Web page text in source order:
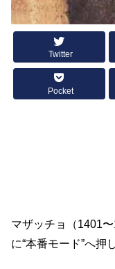
Twitter
Pocket
マザッチョ（1401
に“本番モード”へ押